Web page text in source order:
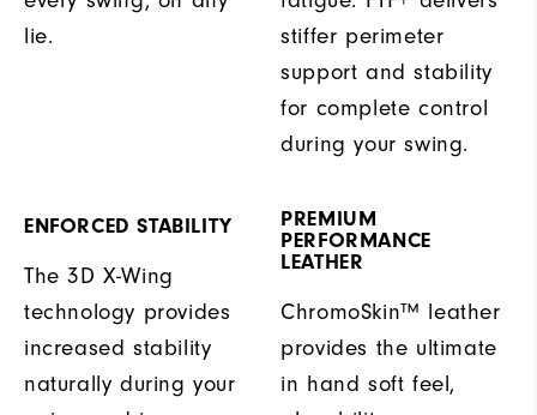
lie.
stiffer perimeter
support and stability
for complete control
during your swing.
ENFORCED STABILITY
The 3D X-Wing
technology provides
increased stability
naturally during your
PREMIUM
PERFORMANCE
LEATHER
ChromoSkin™ leather
provides the ultimate
in hand soft feel,